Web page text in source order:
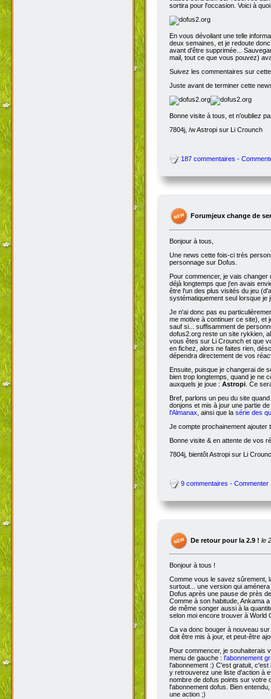
sortira pour l'occasion. Voici à
En vous dévoilant une telle
deux semaines, et je redoute
avant d'être supprimée...
mail, tout ce que vous pouvez)
Suivez les commentaires sur
Juste avant de terminer cette
Bonne visite à tous, et n'oubliez
7804j, /w Astropi sur Li Crounch
187 commentaires -
Forumjeux change de
Bonjour à tous,
Une news cette fois-ci très
personnage sur Dofus.
Pour commencer, je vais
déjà longtemps que j'en avais
être l'un des plus visités du jeu
systématiquement seul lorsque je
Je n'ai donc pas eu
me motive à continuer ce site), et
sauf si... suffisamment de
dofus2.org reste un site rykkien,
vous êtes sur Li Crounch et que
en fichez, alors ne faites rien,
dépendra directement de vos
Ensuite, puisque je changerai de
bien trop longtemps, quand je ne
auxquels je joue : Astropi . Ce
Bref, parlons un peu du site
donjons et mis à jour une partie
l'Almanax , ainsi que la série des
Je compte prochainement ajouter
Bonne visite & en attente de vos
7804j, bientôt Astropi sur Li
9 commentaires - Commenter
De retour pour la 2.9 ! le
Bonjour à tous !
Comme vous le savez sûrement,
surtout... une version qui
Dofus après une pause de près
Comme à son habitude, Ankama
de même songer aussi à la
selon moi encore trouver à World
Ca va donc bouger à nouveau
doit être mis à jour, et peut-être
Pour commencer, je
menu de gauche : l'abonnement
l'abonnement :) C'est gratuit,
y retrouverez une liste d'action à
nombre de dofus points sur votre
l'abonnement dofus. Bien
une action ;)